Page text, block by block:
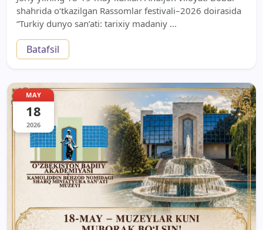
shahrida o‘tkazilgan Rassomlar festivali–2026 doirasida
“Turkiy dunyo san’ati: tarixiy madaniy ...
Batafsil
MAY
18
2026